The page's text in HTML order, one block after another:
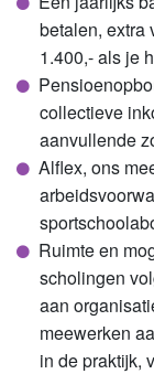
betalen, extra
1.400,- als je
collectieve
aanvullende
Alflex, ons
Ruimte en
scholingen
aan
meewerken
in de praktijk,